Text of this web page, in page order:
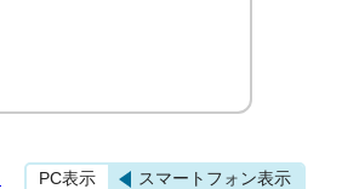
PC表示 スマートフォン表示